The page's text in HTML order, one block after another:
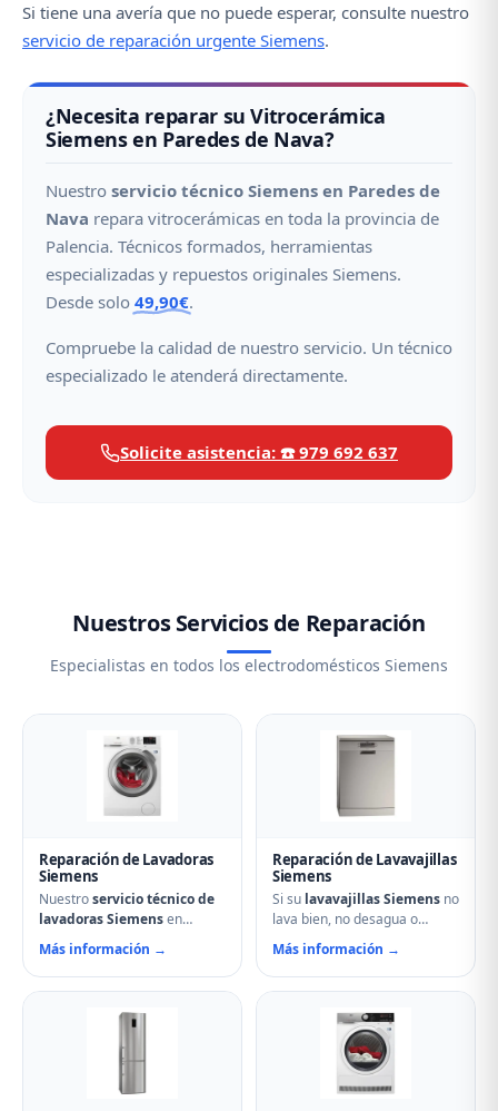
Si tiene una avería que no puede esperar, consulte nuestro
servicio de reparación urgente Siemens.
¿Necesita reparar su Vitrocerámica
Siemens en Paredes de Nava?
Nuestro servicio técnico Siemens en Paredes de
Nava repara vitrocerámicas en toda la provincia de
Palencia. Técnicos formados, herramientas
especializadas y repuestos originales Siemens.
Desde solo 49,90€.
Compruebe la calidad de nuestro servicio. Un técnico
especializado le atenderá directamente.
Solicite asistencia: ☎️ 979 692 637
Nuestros Servicios de Reparación
Especialistas en todos los electrodomésticos Siemens
Reparación de Lavadoras
Siemens
Nuestroservicio técnico de
lavadoras Siemensen
Paredes de Nava soluciona
cualquier avería: problemas
de centrifugado, fugas de
en el arranque o problemas
especializados con repuestos
originales Siemens y
reparación el mismo día.
Más información →
Reparación de Lavavajillas
Siemens
Si su lavavajillas Siemens no
lava bien, no desagua o
muestra errores en el display,
nuestro servicio técnico en
Paredes de Nava puede
aspersores obstruidos,
bombas de desagüe,
problemas de secado y fallos
electrónicos con piezas
Más información →